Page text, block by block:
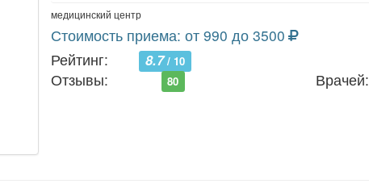
медицинский центр
Стоимость приема: от 990 до 3500
Рейтинг:
8.7/ 10
Отзывы: 80 Врачей: